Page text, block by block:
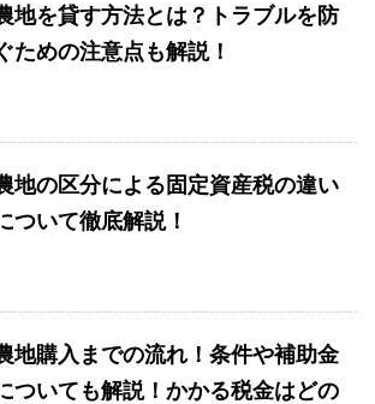
地を貸す方法とは？トラブルを防
ための注意点も解説！
地の区分による固定資産税の違い
ついて徹底解説！
地購入までの流れ！条件や補助金
ついても解説！かかる税金はどの